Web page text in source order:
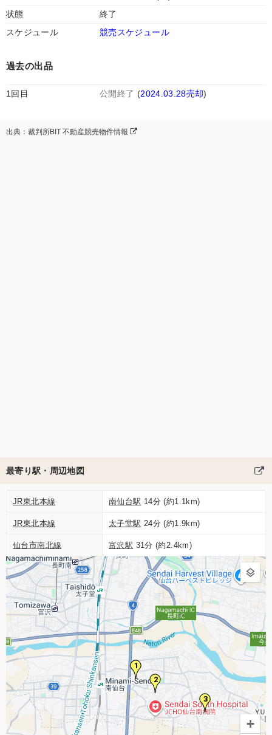
状態
終了
スケジュール
競売スケジュール
過去の出品
1回目 公開終了 (2024.03.28売却)
出典：裁判所BIT 不動産競売物件情報
最寄り駅・周辺地図
JR東北本線 南仙台駅 14分 (約1.1km)
JR東北本線 太子堂駅 24分 (約1.9km)
仙台市南北線 富沢駅 31分 (約2.4km)
1
2
3
+